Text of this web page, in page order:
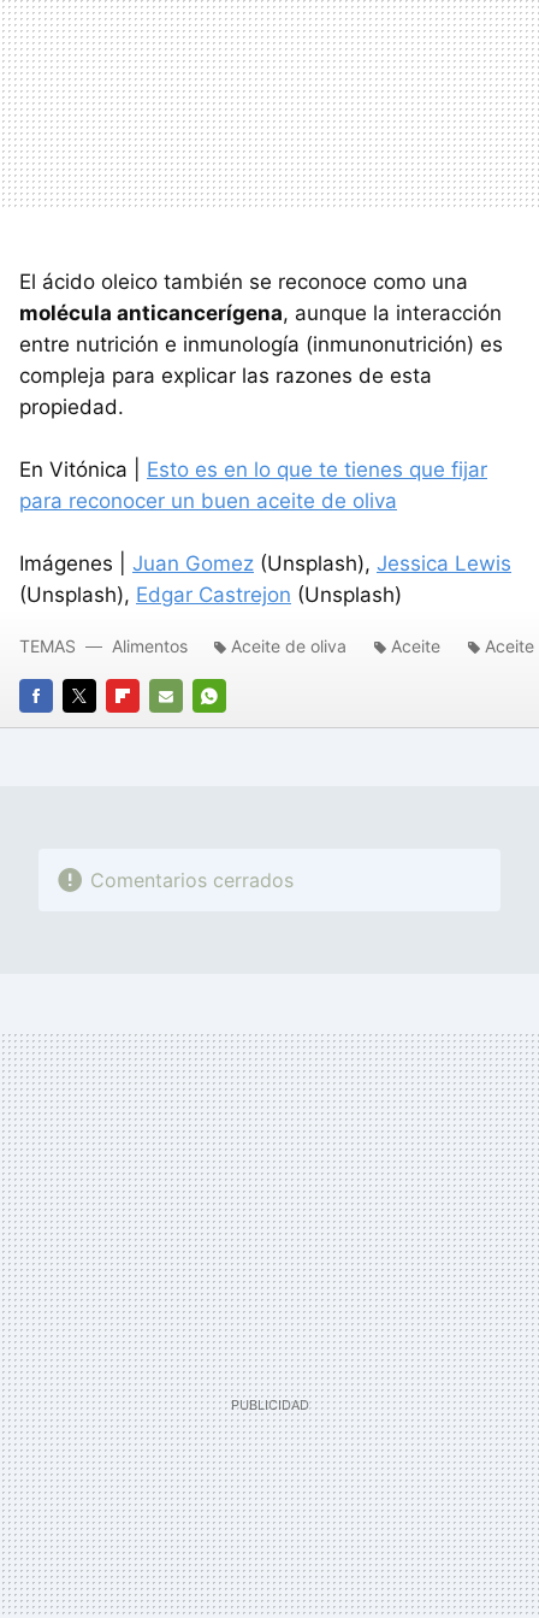
El ácido oleico también se reconoce como una
molécula anticancerígena, aunque la interacción
entre nutrición e inmunología (inmunonutrición) es
compleja para explicar las razones de esta
propiedad.
En Vitónica | Esto es en lo que te tienes que fijar
para reconocer un buen aceite de oliva
Imágenes | Juan Gomez (Unsplash), Jessica Lewis
(Unsplash), Edgar Castrejon (Unsplash)
FACEBOOK
TWITTERFLIPBOARD
E-
WHATSAPP
TEMAS Alimentos Aceite de oliva Aceite
Comentarios cerrados